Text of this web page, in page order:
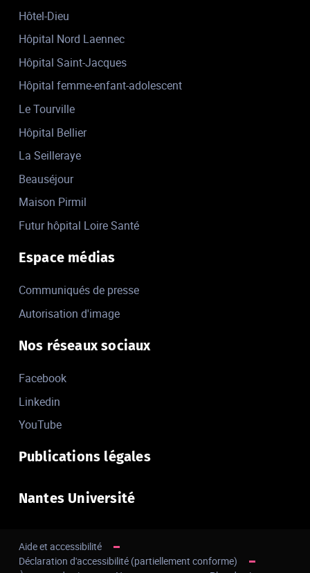
Hôtel-Dieu
Hôpital Nord Laennec
Hôpital Saint-Jacques
Hôpital femme-enfant-adolescent
Le Tourville
Hôpital Bellier
La Seilleraye
Beauséjour
Maison Pirmil
Futur hôpital Loire Santé
Espace médias
Communiqués de presse
Autorisation d'image
Nos réseaux sociaux
Facebook
Linkedin
YouTube
Publications légales
Nantes Université
Aide et accessibilité
Déclaration d'accessibilité (partiellement conforme)